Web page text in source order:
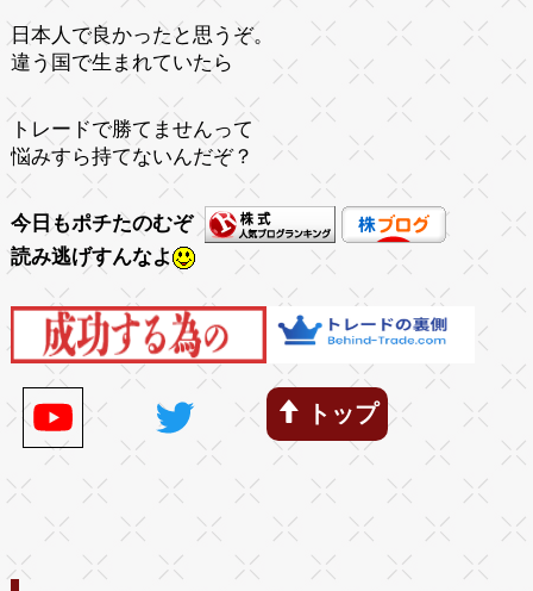
日本人で良かったと思うぞ。
違う国で生まれていたら
トレードで勝てませんって
悩みすら持てないんだぞ？
今日もポチたのむぞ
読み逃げすんなよ
トップ